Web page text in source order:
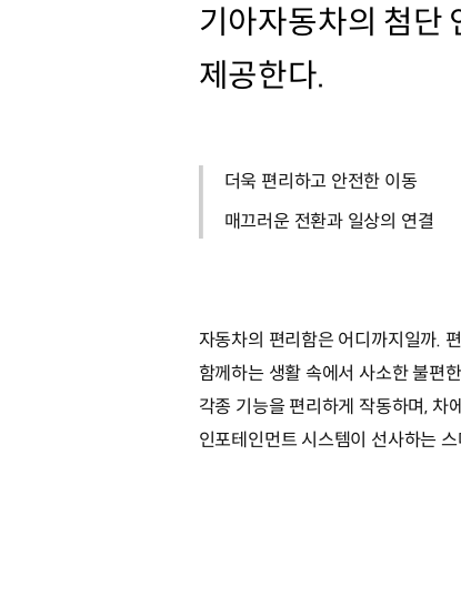
기아자동차의 첨단
제공한다.
더욱 편리하고 안전한 이동
매끄러운 전환과 일상의 연결
자동차의 편리함은 어디까지일까.
함께하는 생활 속에서 사소한 불편
각종 기능을 편리하게 작동하며, 차
인포테인먼트 시스템이 선사하는